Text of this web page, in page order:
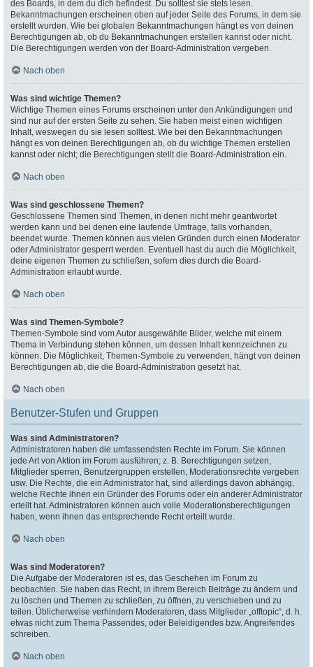
des Boards, in dem du dich befindest. Du solltest sie stets lesen.
Bekanntmachungen erscheinen oben auf jeder Seite des Forums, in dem sie
erstellt wurden. Wie bei globalen Bekanntmachungen hängt es von deinen
Berechtigungen ab, ob du Bekanntmachungen erstellen kannst oder nicht.
Die Berechtigungen werden von der Board-Administration vergeben.
Nach oben
Was sind wichtige Themen?
Wichtige Themen eines Forums erscheinen unter den Ankündigungen und
sind nur auf der ersten Seite zu sehen. Sie haben meist einen wichtigen
Inhalt, weswegen du sie lesen solltest. Wie bei den Bekanntmachungen
hängt es von deinen Berechtigungen ab, ob du wichtige Themen erstellen
kannst oder nicht; die Berechtigungen stellt die Board-Administration ein.
Nach oben
Was sind geschlossene Themen?
Geschlossene Themen sind Themen, in denen nicht mehr geantwortet
werden kann und bei denen eine laufende Umfrage, falls vorhanden,
beendet wurde. Themen können aus vielen Gründen durch einen Moderator
oder Administrator gesperrt werden. Eventuell hast du auch die Möglichkeit,
deine eigenen Themen zu schließen, sofern dies durch die Board-
Administration erlaubt wurde.
Nach oben
Was sind Themen-Symbole?
Themen-Symbole sind vom Autor ausgewählte Bilder, welche mit einem
Thema in Verbindung stehen können, um dessen Inhalt kennzeichnen zu
können. Die Möglichkeit, Themen-Symbole zu verwenden, hängt von deinen
Berechtigungen ab, die die Board-Administration gesetzt hat.
Nach oben
Benutzer-Stufen und Gruppen
Was sind Administratoren?
Administratoren haben die umfassendsten Rechte im Forum. Sie können
jede Art von Aktion im Forum ausführen; z. B. Berechtigungen setzen,
Mitglieder sperren, Benutzergruppen erstellen, Moderationsrechte vergeben
usw. Die Rechte, die ein Administrator hat, sind allerdings davon abhängig,
welche Rechte ihnen ein Gründer des Forums oder ein anderer Administrator
erteilt hat. Administratoren können auch volle Moderationsberechtigungen
haben, wenn ihnen das entsprechende Recht erteilt wurde.
Nach oben
Was sind Moderatoren?
Die Aufgabe der Moderatoren ist es, das Geschehen im Forum zu
beobachten. Sie haben das Recht, in ihrem Bereich Beiträge zu ändern und
zu löschen und Themen zu schließen, zu öffnen, zu verschieben und zu
teilen. Üblicherweise verhindern Moderatoren, dass Mitglieder „offtopic“, d. h.
etwas nicht zum Thema Passendes, oder Beleidigendes bzw. Angreifendes
schreiben.
Nach oben